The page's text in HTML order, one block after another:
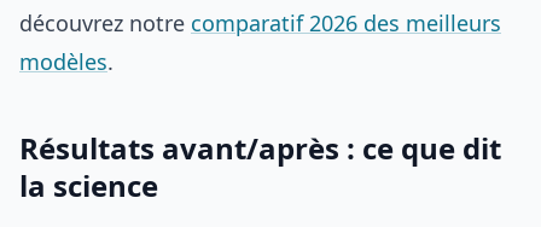
découvrez notre comparatif 2026 des meilleurs
modèles.
Résultats avant/après : ce que dit
la science